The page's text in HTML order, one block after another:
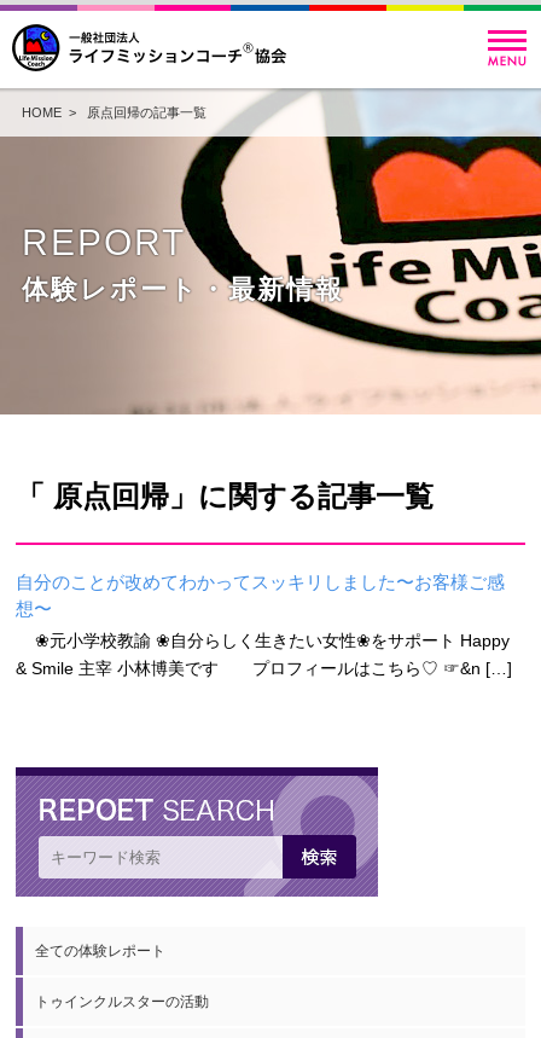
HOME> 原点回帰の記事一覧
REPORT
体験レポート・最新情報
「 原点回帰」に関する記事一覧
自分のことが改めてわかってスッキリしました〜お客様ご感
想〜
❀元小学校教諭 ❀自分らしく生きたい女性❀をサポート Happy
& Smile 主宰 小林博美です プロフィールはこちら♡ ☞&n […]
全ての体験レポート
トゥインクルスターの活動